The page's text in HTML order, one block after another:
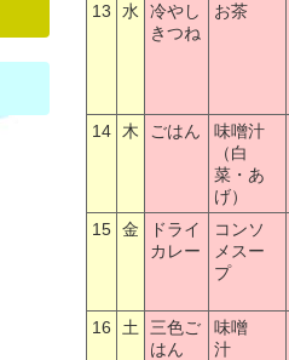
13 水
冷やし
きつね
お茶
14 木 ごはん
味噌汁
（白
菜・あ
げ）
15 金
ドライ
カレー
コンソ
メスー
プ
16 土
三色ご
はん
味噌
汁